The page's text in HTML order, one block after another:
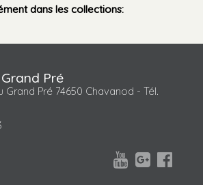
dans les collections:
Pré
Grand Pré 74650 Chavanod - Tél.


